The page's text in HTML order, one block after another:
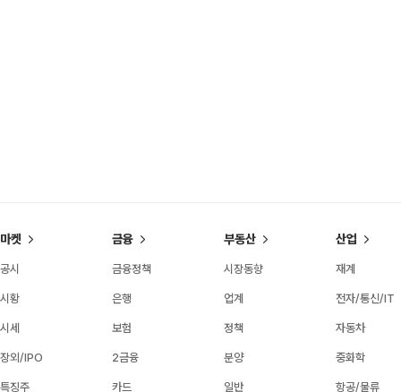
마켓
공시
시황
시세
장외/IPO
특징주
금융
금융정책
은행
보험
2금융
카드
부동산
시장동향
업계
정책
분양
일반
산업
재계
전자/통신/IT
자동차
중화학
항공/물류